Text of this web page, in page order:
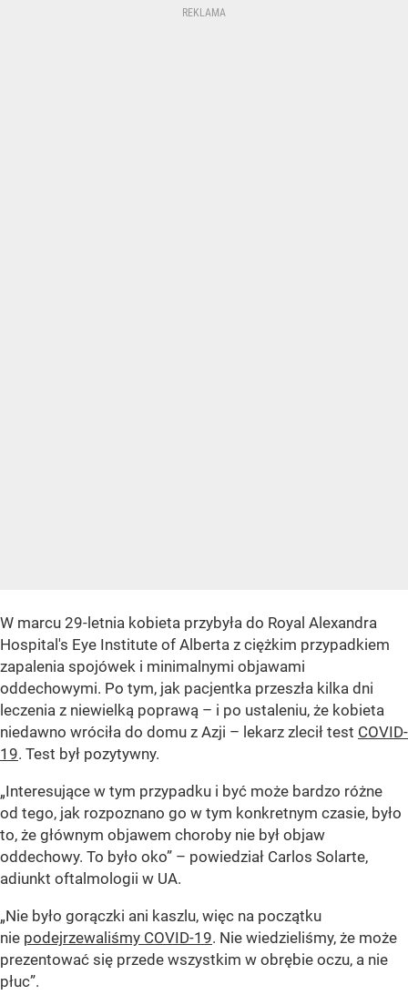
W marcu 29-letnia kobieta przybyła do Royal Alexandra
Hospital's Eye Institute of Alberta z ciężkim przypadkiem
zapalenia spojówek i minimalnymi objawami
oddechowymi. Po tym, jak pacjentka przeszła kilka dni
leczenia z niewielką poprawą – i po ustaleniu, że kobieta
niedawno wróciła do domu z Azji – lekarz zlecił test COVID-
19. Test był pozytywny.
„Interesujące w tym przypadku i być może bardzo różne
od tego, jak rozpoznano go w tym konkretnym czasie, było
to, że głównym objawem choroby nie był objaw
oddechowy. To było oko” – powiedział Carlos Solarte,
adiunkt oftalmologii w UA.
„Nie było gorączki ani kaszlu, więc na początku
nie podejrzewaliśmy COVID-19. Nie wiedzieliśmy, że może
prezentować się przede wszystkim w obrębie oczu, a nie
płuc”.